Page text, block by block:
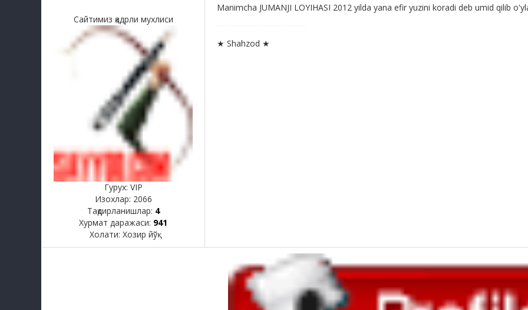
Сайтимиз қадрли мухлиси
Гурух: VIP
Изохлар: 2066
Тақдирланишлар: 4
Хурмат даражаси: 941
Холати: Хозир йўқ
Manimcha JUMANJI LOYIHASI 2012 yilda yana efir yuzini koradi deb umid qilib
★ Shahzod ★